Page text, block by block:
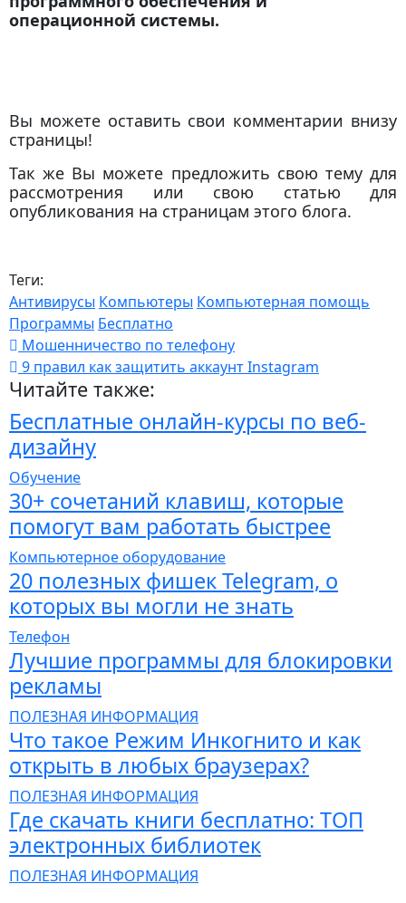
операционной системы.
Вы можете оставить свои комментарии внизу
страницы!
Так же Вы можете предложить свою тему для
рассмотрения или свою статью для
опубликования на страницам этого блога.
Теги:
Антивирусы Компьютеры Компьютерная помощь
Программы Бесплатно
Мошенничество по телефону
9 правил как защитить аккаунт Instagram
Читайте также:
Бесплатные онлайн-курсы по веб-
дизайну
Обучение
30+ сочетаний клавиш, которые
помогут вам работать быстрее
Компьютерное оборудование
20 полезных фишек Telegram, о
которых вы могли не знать
Телефон
Лучшие программы для блокировки
рекламы
ПОЛЕЗНАЯ ИНФОРМАЦИЯ
Что такое Режим Инкогнито и как
открыть в любых браузерах?
ПОЛЕЗНАЯ ИНФОРМАЦИЯ
Где скачать книги бесплатно: ТОП
электронных библиотек
ПОЛЕЗНАЯ ИНФОРМАЦИЯ